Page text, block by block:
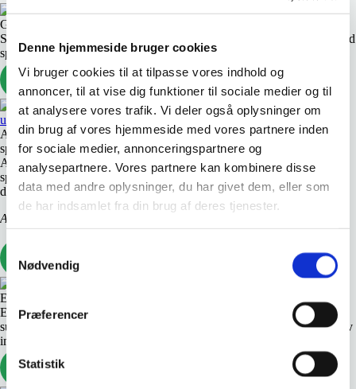
Denne hjemmeside bruger cookies
Vi bruger cookies til at tilpasse vores indhold og
annoncer, til at vise dig funktioner til sociale medier og til
at analysere vores trafik. Vi deler også oplysninger om
din brug af vores hjemmeside med vores partnere inden
for sociale medier, annonceringspartnere og
analysepartnere. Vores partnere kan kombinere disse
data med andre oplysninger, du har givet dem, eller som
de har indsamlet fra din brug af deres tjenester.
Samtykkevalg
Nødvendig
Præferencer
Statistik
Grafisk oversigt over sprogunderstøttende uddannelsestilbud
Se de eksisterende uddannelsestilbud, der kan bidrage til, at elever med
sproglige udfordringer fuldfører uddannelserne.
SE RAPPORTEN
Analyse af kompetencekrav og uddannelsesudbud på det
specialiserede socialområde
Analysen beskriver opgaver, kompetencebehov og tendenser på det
specialiserede socialområde og indeholder en vurdering af graden af
dækning af kompetenceområder i nuværende AMU-udbud.
Analysen er udarbejdet for FEVU af Impact Learning Aps. 92 sider
SE RAPPORTEN
Evaluering af SOSU-uddannelserne
Evalueringen af social- og sundhedshjælper- og social- og
sundhedsassistentuddannelsen har særligt fokus på ændringer, der blev
implementeret i 2017
SE RAPPORTEN